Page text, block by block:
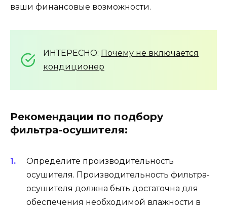
ваши финансовые возможности.
ИНТЕРЕСНО: Почему не включается
кондиционер
Рекомендации по подбору
фильтра-осушителя:
Определите производительность
осушителя. Производительность фильтра-
осушителя должна быть достаточна для
обеспечения необходимой влажности в